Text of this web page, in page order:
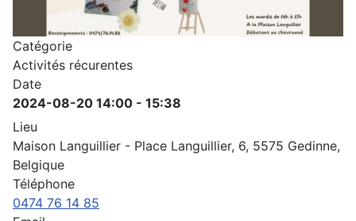
Catégorie
Activités récurentes
Date
2024-08-20 14:00 - 15:38
Lieu
Maison Languillier - Place Languillier, 6, 5575 Gedinne,
Belgique
Téléphone
0474 76 14 85